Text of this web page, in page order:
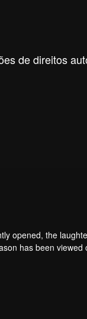
de direitos
opened, the
has been viewed